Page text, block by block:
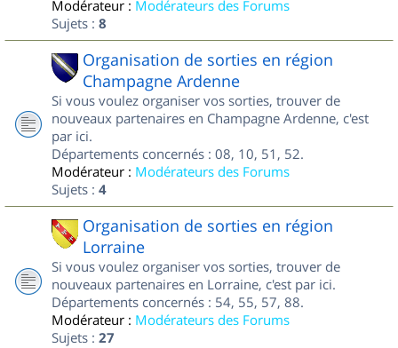
Modérateur : Modérateurs des Forums
Sujets : 8
Organisation de sorties en région
Champagne Ardenne
Si vous voulez organiser vos sorties, trouver de
nouveaux partenaires en Champagne Ardenne, c'est
par ici.
Départements concernés : 08, 10, 51, 52.
Modérateur : Modérateurs des Forums
Sujets : 4
Organisation de sorties en région
Lorraine
Si vous voulez organiser vos sorties, trouver de
nouveaux partenaires en Lorraine, c'est par ici.
Départements concernés : 54, 55, 57, 88.
Modérateur : Modérateurs des Forums
Sujets : 27